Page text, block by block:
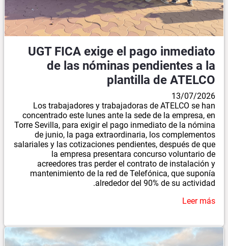
UGT FICA exige el pago inmediato
de las nóminas pendientes a la
plantilla de ATELCO
13/07/2026
Los trabajadores y trabajadoras de ATELCO se han
concentrado este lunes ante la sede de la empresa, en
Torre Sevilla, para exigir el pago inmediato de la nómina
de junio, la paga extraordinaria, los complementos
salariales y las cotizaciones pendientes, después de que
la empresa presentara concurso voluntario de
acreedores tras perder el contrato de instalación y
mantenimiento de la red de Telefónica, que suponía
alrededor del 90% de su actividad.
Leer más